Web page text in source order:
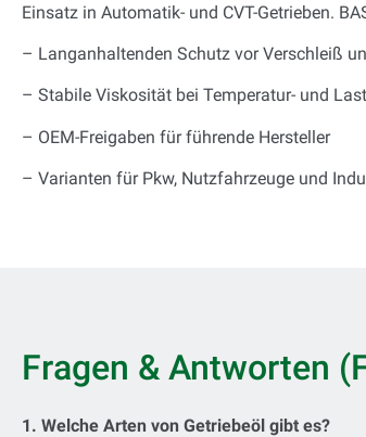
Einsatz in Automatik- und CVT-Getrieben.
– Langanhaltenden Schutz vor Verschleiß
– Stabile Viskosität bei Temperatur- und
– OEM-Freigaben für führende Hersteller
– Varianten für Pkw, Nutzfahrzeuge und
Fragen & Antworten
1. Welche Arten von Getriebeöl gibt es?